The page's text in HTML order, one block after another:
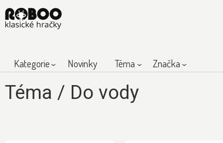
Kategorie Novinky Téma Značka
Téma / Do vody